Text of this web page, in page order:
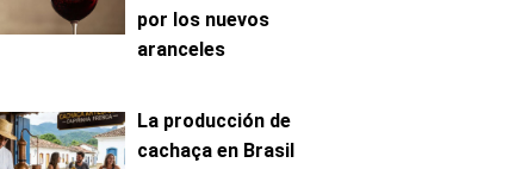
por los nuevos
aranceles
La producción de
cachaça en Brasil